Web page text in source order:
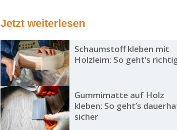
Jetzt weiterlesen
Schaumstoff kleben mit
Holzleim: So geht’s
Gummimatte auf Holz
kleben: So geht’s
sicher